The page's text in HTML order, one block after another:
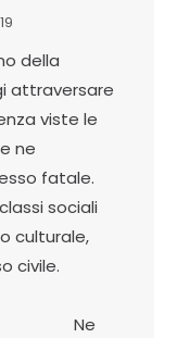
della
attraversare
viste le
ne
fatale.
sociali
culturale,
civile.